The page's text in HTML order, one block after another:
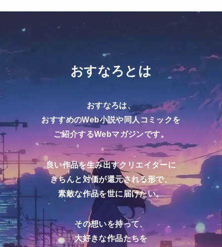
おすなろとは
おすなろは、
おすすめのWeb小説や同人コミックを
ご紹介するWebマガジンです。
良い作品を生み出すクリエイターに
きちんと対価が還元される形で、
素敵な作品を世に届けたい。
その想いを持って、
大好きな作品たちを